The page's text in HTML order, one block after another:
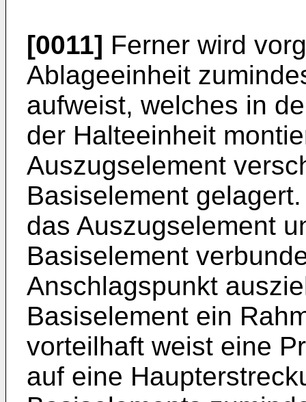
[0011] Ferner wird
Ablageeinheit
aufweist, welches in
der Halteeinheit
Auszugselement
Basiselement
das Auszugselement
Basiselement
Anschlagspunkt
Basiselement ein
vorteilhaft weist eine
auf eine